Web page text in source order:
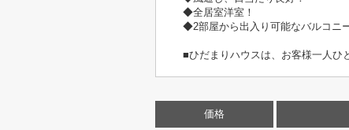
◆全居室洋室！
◆2部屋から出入り可能なバルコニ
■ひだまりハウスは、お客様一人ひ
価格